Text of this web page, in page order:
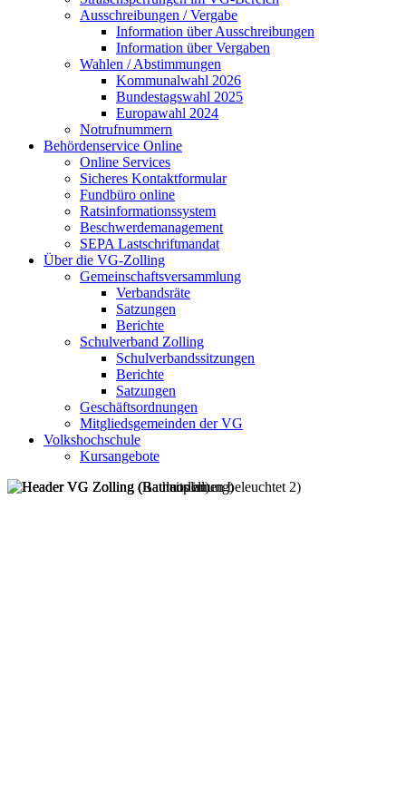
Ausschreibungen / Vergabe
Information über Ausschreibungen
Information über Vergaben
Wahlen / Abstimmungen
Kommunalwahl 2026
Bundestagswahl 2025
Europawahl 2024
Notrufnummern
Behördenservice Online
Online Services
Sicheres Kontaktformular
Fundbüro online
Ratsinformationssystem
Beschwerdemanagement
SEPA Lastschriftmandat
Über die VG-Zolling
Gemeinschaftsversammlung
Verbandsräte
Satzungen
Berichte
Schulverband Zolling
Schulverbandssitzungen
Berichte
Satzungen
Geschäftsordnungen
Mitgliedsgemeinden der VG
Volkshochschule
Kursangebote